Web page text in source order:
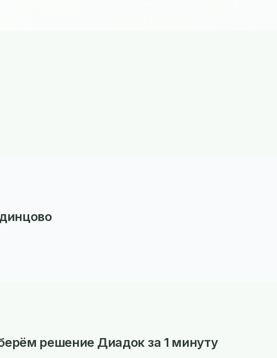
решение Диадок за 1 минуту